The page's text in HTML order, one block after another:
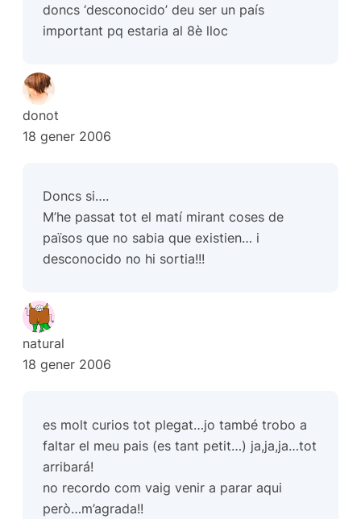
doncs ‘desconocido’ deu ser un país
important pq estaria al 8è lloc
donot
18 gener 2006
Doncs si….
M’he passat tot el matí mirant coses de
països que no sabia que existien… i
desconocido no hi sortia!!!
natural
18 gener 2006
es molt curios tot plegat…jo també trobo a
faltar el meu pais (es tant petit…) ja,ja,ja…tot
arribará!
no recordo com vaig venir a parar aqui
però…m’agrada!!